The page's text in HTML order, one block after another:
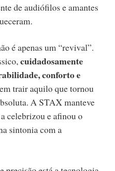
de audiófilos e amantes
é apenas um “revival”.
cuidadosamente
conforto e
trair aquilo que tornou
A STAX manteve
celebrizou e afinou o
sintonia com a